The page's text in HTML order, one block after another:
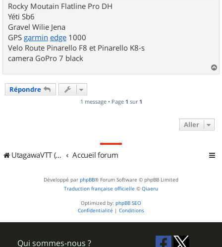
Rocky Moutain Flatline Pro DH
Yéti Sb6
Gravel Wilie Jena
GPS garmin edge 1000
Velo Route Pinarello F8 et Pinarello K8-s
camera GoPro 7 black
a
Répondre
1 message • Page 1 sur 1
Aller
UtagawaVTT (Randos VTT et VTTAE avec traces GPS) Accueil forum
Développé par phpBB® Forum Software © phpBB Limited
Traduction française officielle © Qiaeru
Optimized by: phpBB SEO
Confidentialité | Conditions
Qui sommes-nous ?